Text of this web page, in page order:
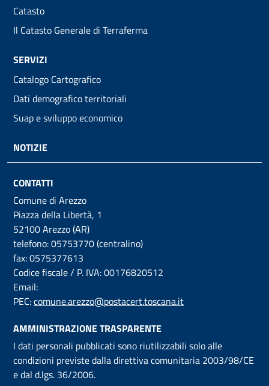
Catasto
Il Catasto Generale di Terraferma
SERVIZI
Catalogo Cartografico
Dati demografico territoriali
Suap e sviluppo economico
NOTIZIE
CONTATTI
Comune di Arezzo
Piazza della Libertà, 1
52100 Arezzo (AR)
telefono: 05753770 (centralino)
fax: 0575377613
Codice fiscale / P. IVA: 00176820512
Email:
PEC:comune.arezzo@postacert.toscana.it
AMMINISTRAZIONE TRASPARENTE
I dati personali pubblicati sono riutilizzabili solo alle
condizioni previste dalla direttiva comunitaria 2003/98/CE
e dal d.lgs. 36/2006.